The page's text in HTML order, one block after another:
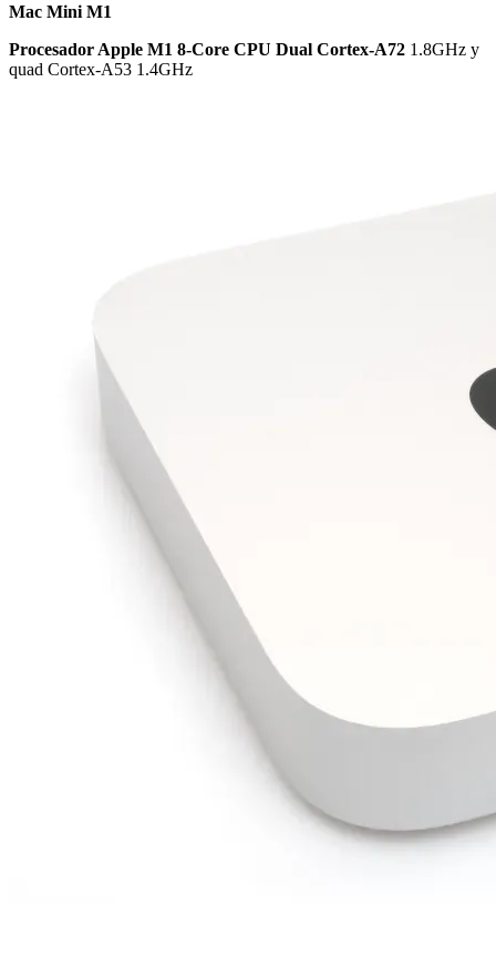
Mac Mini M1
Procesador Apple M1 8-Core CPU Dual Cortex-A72 1.8GHz y
quad Cortex-A53 1.4GHz